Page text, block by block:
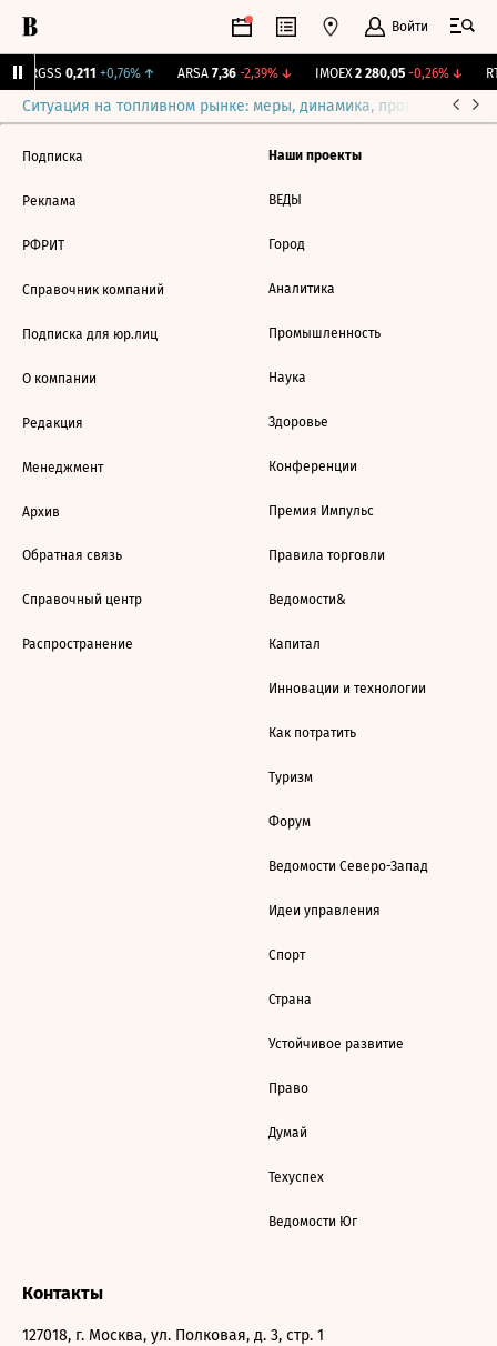
Войти
RGSS 0,211 +0,76%↑ ARSA 7,36 -2,39%↓ IMOEX 2 280,05 -0,26%↓
Ситуация на топливном рынке: меры, динамика, прогнозы
Подписка
Реклама
РФРИТ
Справочник компаний
Подписка для юр.лиц
О компании
Редакция
Менеджмент
Архив
Обратная связь
Справочный центр
Распространение
Наши проекты
ВЕДЫ
Город
Аналитика
Промышленность
Наука
Здоровье
Конференции
Премия Импульс
Правила торговли
Ведомости&
Капитал
Инновации и технологии
Как потратить
Туризм
Форум
Ведомости Северо-Запад
Идеи управления
Спорт
Страна
Устойчивое развитие
Право
Думай
Техуспех
Ведомости Юг
Контакты
127018, г. Москва, ул. Полковая, д. 3, стр. 1